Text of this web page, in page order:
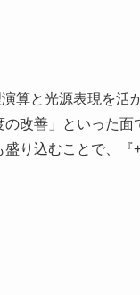
算と光源表現を活
改善」といった面
り込むことで、『